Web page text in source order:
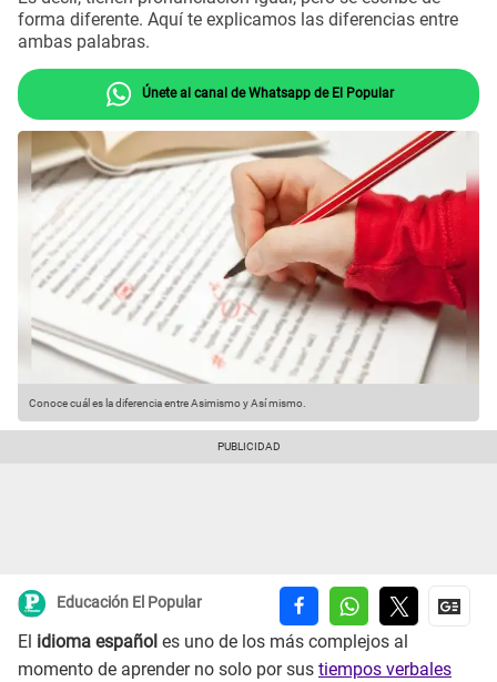
forma diferente. Aquí te explicamos las diferencias entre
ambas palabras.
Únete al canal de Whatsapp de El Popular
Conoce cuál es la diferencia entre Asimismo y Así mismo.
Educación El Popular
El idioma español es uno de los más complejos al
momento de aprender no solo por sus tiempos verbales